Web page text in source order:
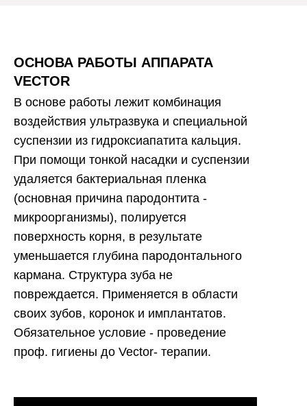
ОСНОВА РАБОТЫ АППАРАТА
VECTOR
В основе работы лежит комбинация
воздействия ультразвука и специальной
суспензии из гидроксиапатита кальция.
При помощи тонкой насадки и суспензии
удаляется бактериальная пленка
(основная причина пародонтита -
микроорганизмы), полируется
поверхность корня, в результате
уменьшается глубина пародонтального
кармана. Структура зуба не
повреждается. Применяется в области
своих зубов, коронок и имплантатов.
Обязательное условие - проведение
проф. гигиены до Vector- терапии.